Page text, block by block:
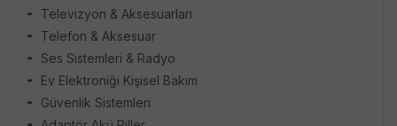
Televizyon & Aksesuarları
Telefon & Aksesuar
Ses Sistemleri & Radyo
Ev Elektroniği Kişisel Bakım
Güvenlik Sistemleri